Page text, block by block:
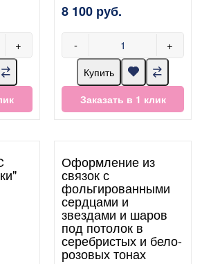
+
8 100 руб.
- +
Купить
Заказать в 1 клик
Оформление из
связок с
фольгированными
сердцами и
звездами и шаров
под потолок в
серебристых и бело-
розовых тонах